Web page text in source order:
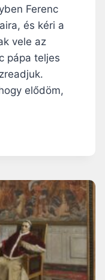
Ferenc
és kéri a
vele az
pápa teljes
elődöm,